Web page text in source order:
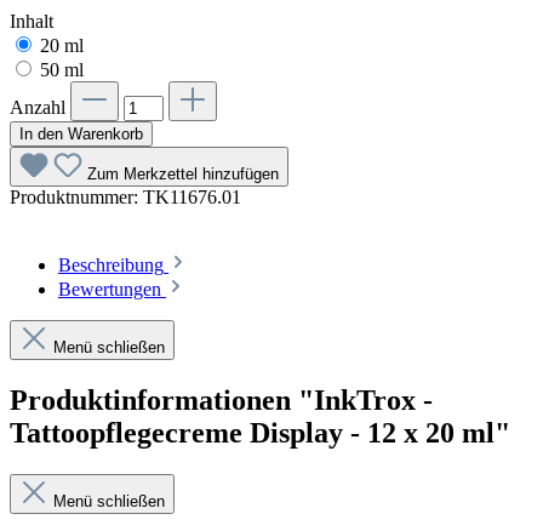
Inhalt
20 ml
50 ml
Anzahl
In den Warenkorb
Zum Merkzettel hinzufügen
Produktnummer: TK11676.01
Beschreibung
Bewertungen
Menü schließen
Produktinformationen "InkTrox -
Tattoopflegecreme Display - 12 x 20 ml"
Menü schließen